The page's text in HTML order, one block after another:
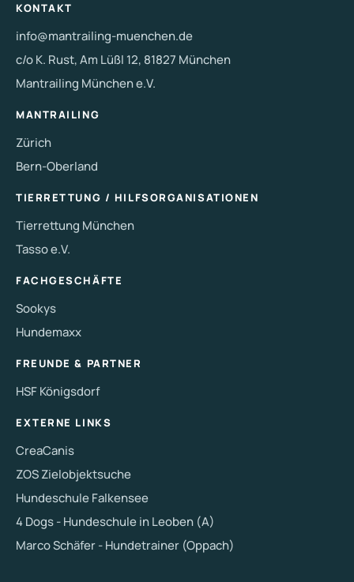
KONTAKT
info@mantrailing-muenchen.de
c/o K. Rust, Am Lüßl 12, 81827 München
Mantrailing München e.V.
MANTRAILING
Zürich
Bern-Oberland
TIERRETTUNG / HILFSORGANISATIONEN
Tierrettung München
Tasso e.V.
FACHGESCHÄFTE
Sookys
Hundemaxx
FREUNDE & PARTNER
HSF Königsdorf
EXTERNE LINKS
CreaCanis
ZOS Zielobjektsuche
Hundeschule Falkensee
4 Dogs - Hundeschule in Leoben (A)
Marco Schäfer - Hundetrainer (Oppach)